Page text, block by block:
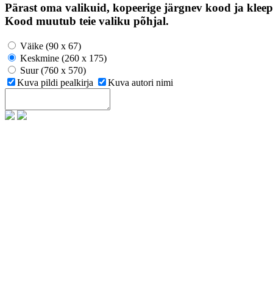
Pärast oma valikuid, kopeerige järgnev kood ja
Kood muutub teie valiku põhjal.
Väike (90 x 67)
Keskmine (260 x 175)
Suur (760 x 570)
Kuva pildi pealkirja
Kuva autori nimi